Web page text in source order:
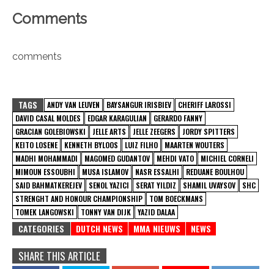
Comments
comments
TAGS ANDY VAN LEUVEN BAYSANGUR IRISBIEV
CHERIFF LAROSSI
DAVID CASAL MOLDES
EDGAR KARAGULIAN
GERARDO FANNY
GRACIAN GOLEBIOWSKI
JELLE ARTS JELLE ZEEGERS
JORDY SPITTERS
KEITO LOSENE
KENNETH BYLOOS LUIZ FILHO
MAARTEN WOUTERS
MADHI MOHAMMADI
MAGOMED GUDANTOV MEHDI VATO
MICHIEL CORNELI
MIMOUN ESSOUBHI
MUSA ISLAMOV NASR ESSALHI
REDUANE BOULHOU
SAID BAHMATKEREJEV
SENOL YAZICI SERAT YILDIZ SHAMIL UVAYSOV
SHC
STRENGHT AND HONOUR CHAMPIONSHIP
TOM BOECKMANS
TOMEK LANGOWSKI
TONNY VAN DIJK YAZID DALAA
CATEGORIES DUTCH NEWS MMA NIEUWS NEWS
SHARE THIS ARTICLE